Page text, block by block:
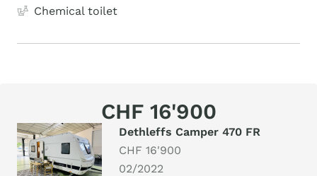
Chemical toilet
CHF 16'900
Dethleffs Camper 470 FR
CHF 16'900
02/2022